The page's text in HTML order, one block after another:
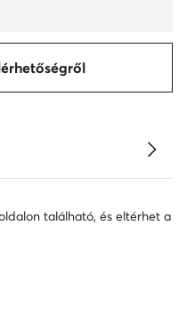
található, és eltérhet a